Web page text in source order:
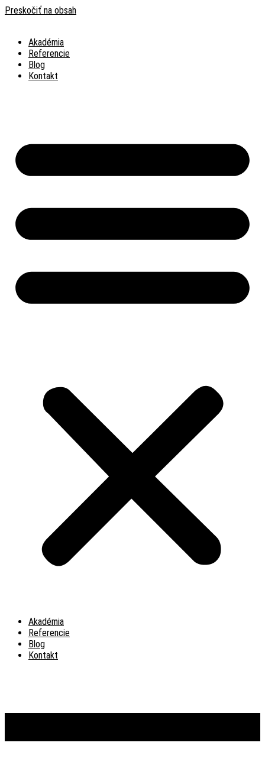
Preskočiť na obsah
Akadémia
Referencie
Blog
Kontakt
Akadémia
Referencie
Blog
Kontakt